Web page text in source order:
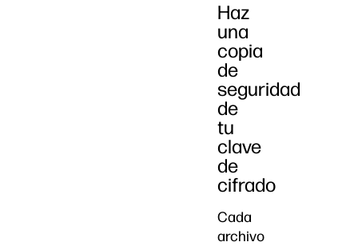
Haz
una
copia
de
seguridad
de
tu
clave
de
cifrado
Cada
archivo